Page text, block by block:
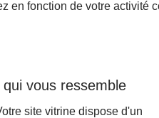
en fonction de votre activité
vous ressemble
site vitrine dispose d'un